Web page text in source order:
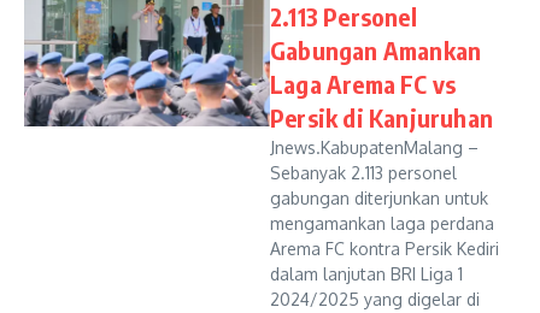
2.113 Personel
Gabungan Amankan
Laga Arema FC vs
Persik di Kanjuruhan
Jnews.KabupatenMalang –
Sebanyak 2.113 personel
gabungan diterjunkan untuk
mengamankan laga perdana
Arema FC kontra Persik Kediri
dalam lanjutan BRI Liga 1
2024/2025 yang digelar di